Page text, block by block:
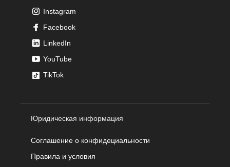
Instagram
Facebook
LinkedIn
YouTube
TikTok
Юридическая информация
Соглашение о конфидециальности
Правила и условия